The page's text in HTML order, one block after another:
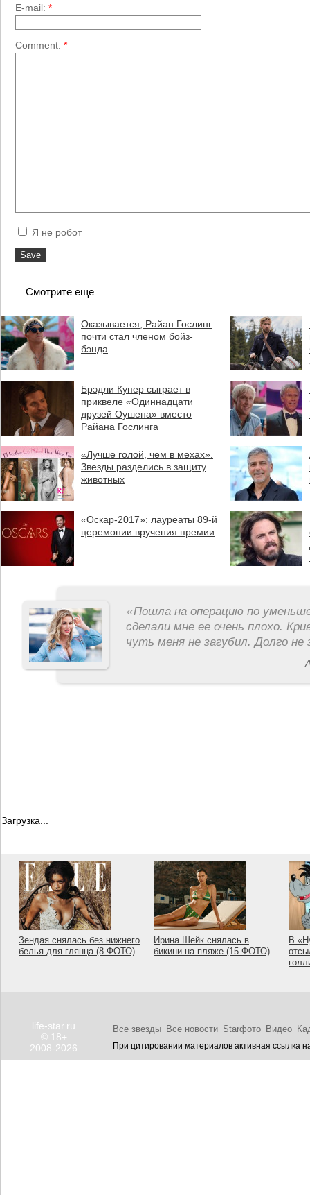
E-mail: *
Comment: *
Я не робот
Смотрите еще
Оказывается, Райан Гослинг
почти стал членом бойз-
бэнда
Брэдли Купер сыграет в
приквеле «Одиннадцати
друзей Оушена» вместо
Райана Гослинга
«Лучше голой, чем в мехах».
Звезды разделись в защиту
животных
«Оскар-2017»: лауреаты 89-й
церемонии вручения премии
«Пошла на операцию по
сделали мне ее очень плохо.
чуть меня не загубил. Долго не
–
Загрузка...
Зендая снялась без нижнего
белья для глянца (8 ФОТО)
Ирина Шейк снялась в
бикини на пляже (15 ФОТО)
В
life-star.ru
© 18+
2008-2026
Все звезды Все новости Starфото Видео
При цитировании материалов активная ссылка